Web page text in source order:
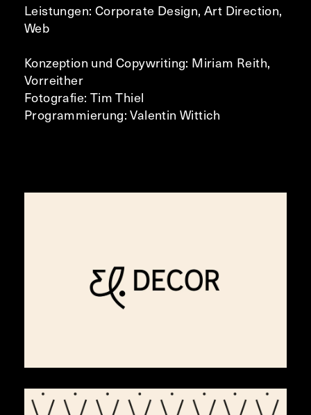
Leistungen: Corporate Design, Art Direction,
Web
Konzeption und Copywriting: Miriam Reith,
Vorreither
Fotografie: Tim Thiel
Programmierung: Valentin Wittich